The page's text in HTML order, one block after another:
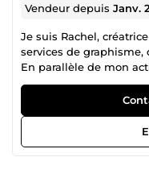
Vendeur depuisJanv.
Je suis Rachel,
services de
En parallèle de mon
de travailler avec des
telles que la Caisse
je souhaite proposer
marques naissantes